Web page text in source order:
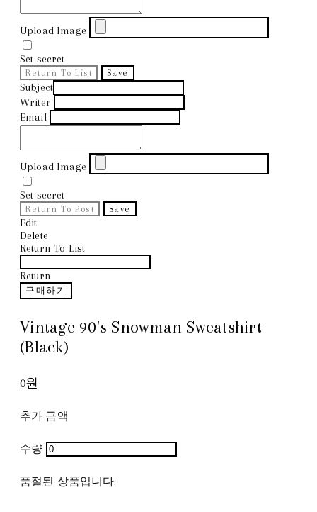
Upload Image
Set secret
Return To List Save
Subject
Writer
Email
Upload Image
Set secret
Return To Post Save
Edit
Delete
Return To List
Return
구매하기
Vintage 90's Snowman Sweatshirt
(Black)
0원
추가 금액
수량
품절된 상품입니다.